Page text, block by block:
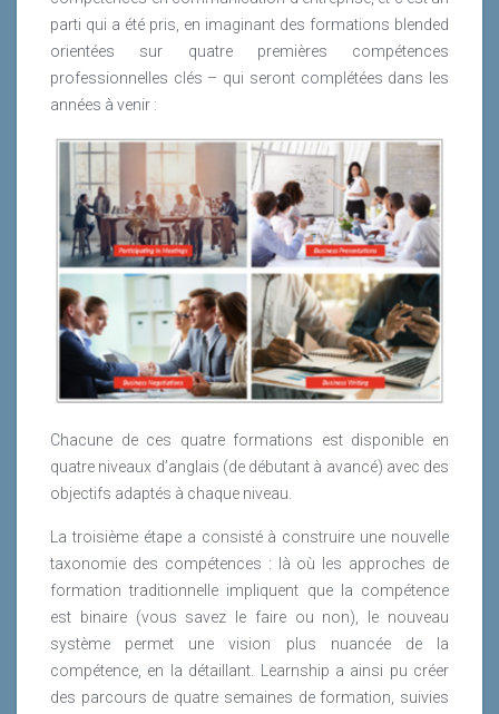
parti qui a été pris, en imaginant des formations blended
orientées sur quatre premières compétences
professionnelles clés – qui seront complétées dans les
années à venir :
Chacune de ces quatre formations est disponible en
quatre niveaux d’anglais (de débutant à avancé) avec des
objectifs adaptés à chaque niveau.
La troisième étape a consisté à construire une nouvelle
taxonomie des compétences : là où les approches de
formation traditionnelle impliquent que la compétence
est binaire (vous savez le faire ou non), le nouveau
système permet une vision plus nuancée de la
compétence, en la détaillant. Learnship a ainsi pu créer
des parcours de quatre semaines de formation, suivies